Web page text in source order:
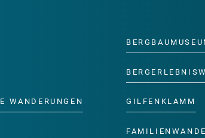
WANDERUNGEN GILFENKLAMM